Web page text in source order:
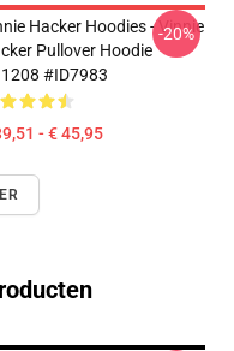
Hacker Hoodies - Vinnie
Pullover Hoodie
#ID7983
- € 45,95
-20%